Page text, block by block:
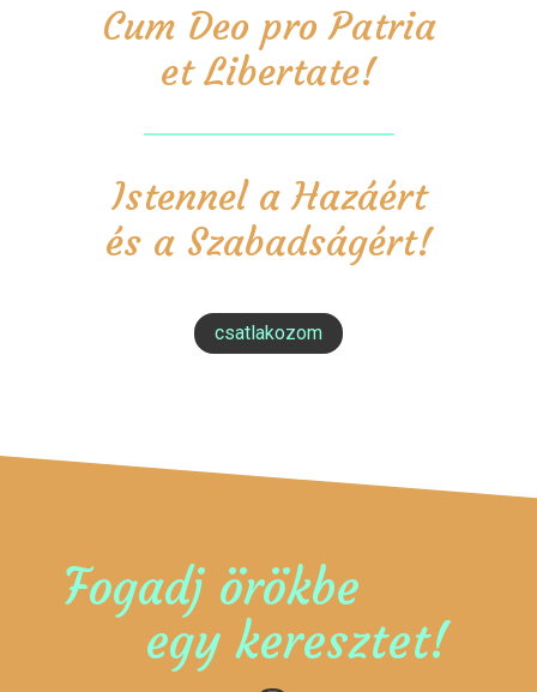
Cum Deo pro Patria
et Libertate!
Istennel a Hazáért
és a Szabadságért!
csatlakozom
Fogadj örökbe
egy keresztet!